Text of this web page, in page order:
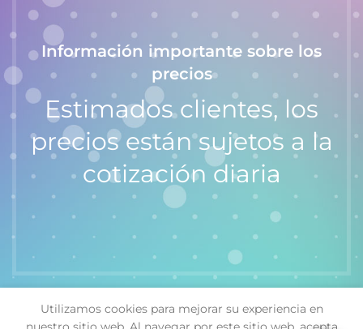
Información importante sobre los
precios
Estimados clientes, los
precios están sujetos a la
cotización diaria
Utilizamos cookies para mejorar su experiencia en
Reloj de